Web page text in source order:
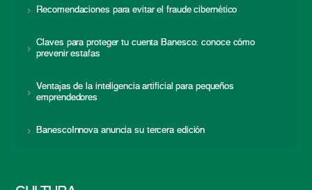
Recomendaciones para evitar el fraude cibernético
Claves para proteger tu cuenta Banesco: conoce cómo
prevenir estafas
Ventajas de la inteligencia artificial para pequeños
emprendedores
BanescoInnova anuncia su tercera edición